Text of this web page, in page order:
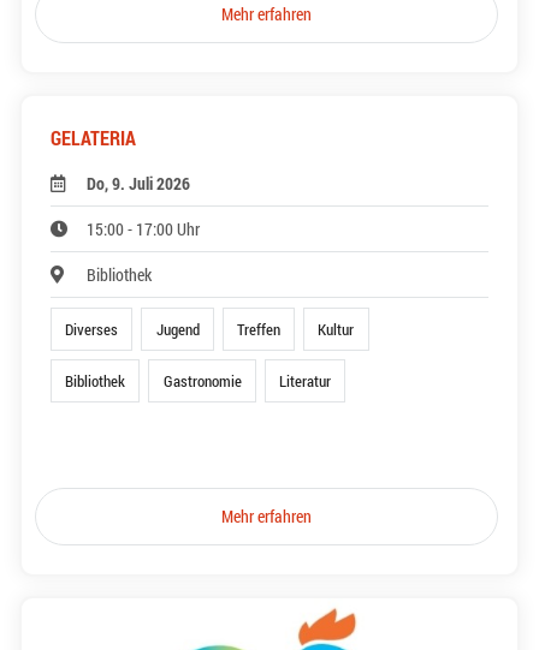
Mehr erfahren
GELATERIA
Do, 9. Juli 2026
15:00 - 17:00 Uhr
Bibliothek
Diverses Jugend Treffen Kultur
Bibliothek Gastronomie Literatur
Mehr erfahren